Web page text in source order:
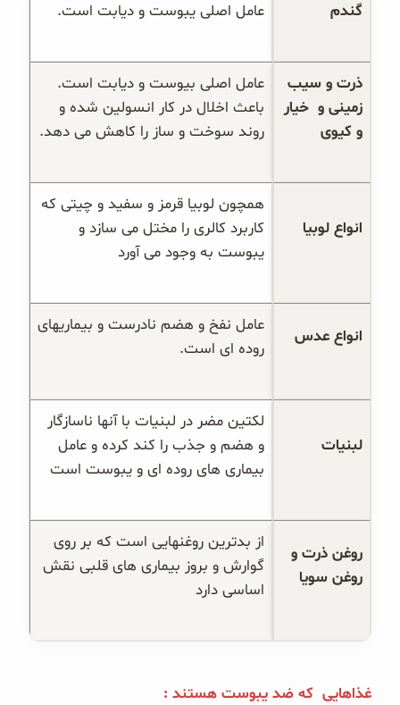
گندم عامل اصلی یبوست و دیابت است.
و کیوی
روند سوخت و ساز را کاهش می دهد.
انواع لوبیا
یبوست به وجود می آورد
انواع عدس
روده ای است.
لبنیات
بیماری های روده ای و یبوست است
روغن سویا
اساسی دارد
غذاهایی که ضد یبوست هستند :